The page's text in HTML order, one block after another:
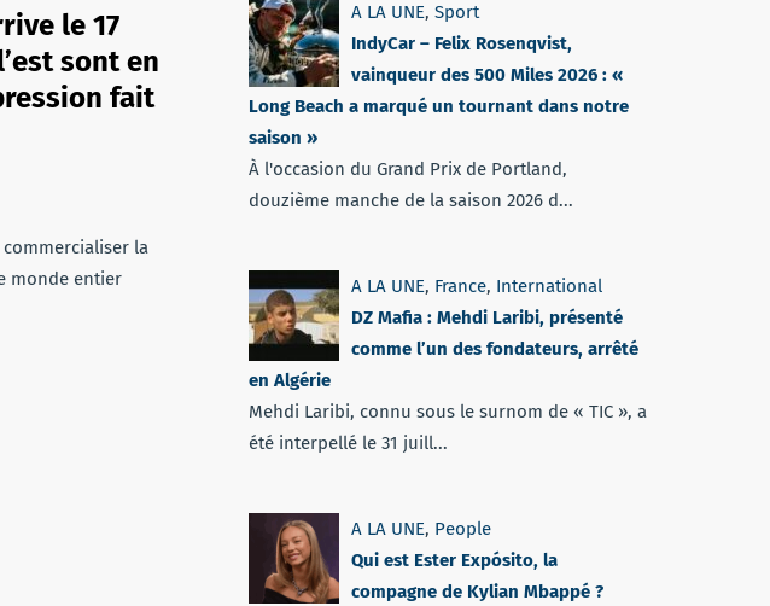
le 17
sont en
fait
commercialiser la
monde entier
A LA UNE, Sport
IndyCar – Felix Rosenqvist,
vainqueur des 500 Miles 2026 : «
Long Beach a marqué un tournant dans notre
saison »
À l'occasion du Grand Prix de Portland,
douzième manche de la saison 2026 d...
A LA UNE, France, International
DZ Mafia : Mehdi Laribi, présenté
comme l’un des fondateurs, arrêté
en Algérie
Mehdi Laribi, connu sous le surnom de « TIC », a
été interpellé le 31 juill...
A LA UNE, People
Qui est Ester Expósito, la
compagne de Kylian Mbappé ?